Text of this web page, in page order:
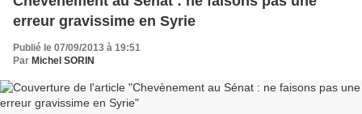
erreur gravissime en Syrie
Publié le 07/09/2013 à 19:51
Par Michel SORIN